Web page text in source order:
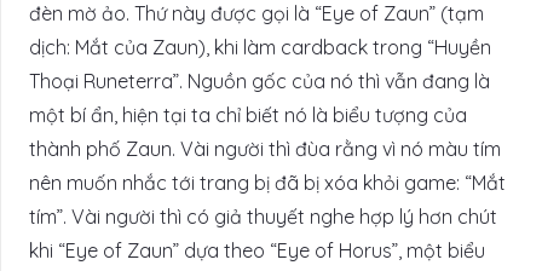
đèn mờ ảo. Thứ này được gọi là “Eye of Zaun” (tạm
dịch: Mắt của Zaun), khi làm cardback trong “Huyền
Thoại Runeterra”. Nguồn gốc của nó thì vẫn đang là
một bí ẩn, hiện tại ta chỉ biết nó là biểu tượng của
thành phố Zaun. Vài người thì đùa rằng vì nó màu tím
nên muốn nhắc tới trang bị đã bị xóa khỏi game: “Mắt
tím”. Vài người thì có giả thuyết nghe hợp lý hơn chút
khi “Eye of Zaun” dựa theo “Eye of Horus”, một biểu